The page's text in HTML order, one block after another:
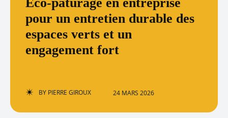
pour un entretien durable des
espaces verts et un
engagement fort
BY PIERRE GIROUX 24 MARS 2026